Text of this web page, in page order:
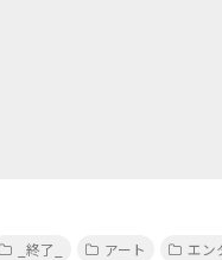
_終了_ アート エン